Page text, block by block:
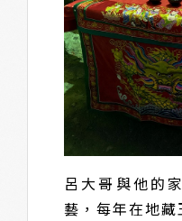
呂大哥與他的
藝，每年在地